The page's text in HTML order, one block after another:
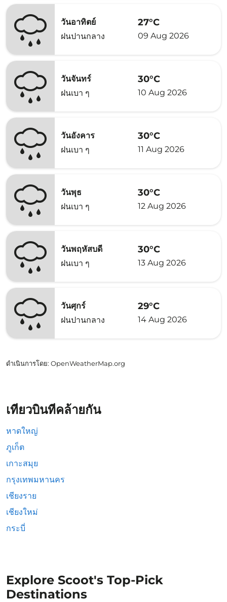
วันอาทิตย์
ฝนปานกลาง
27°C
09 Aug 2026
วันจันทร์
ฝนเบา ๆ
30°C
10 Aug 2026
วันอังคาร
ฝนเบา ๆ
30°C
11 Aug 2026
วันพุธ
ฝนเบา ๆ
30°C
12 Aug 2026
วันพฤหัสบดี
ฝนเบา ๆ
30°C
13 Aug 2026
วันศุกร์
ฝนปานกลาง
29°C
14 Aug 2026
ดำเนินการโดย: OpenWeatherMap.org
เที่ยวบินที่คล้ายกัน
หาดใหญ่
ภูเก็ต
เกาะสมุย
กรุงเทพมหานคร
เชียงราย
เชียงใหม่
กระบี่
Explore Scoot's Top-Pick
Destinations